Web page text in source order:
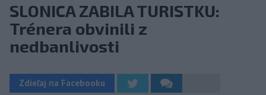
SLONICA ZABILA TURISTKU:
Trénera obvinili z
nedbanlivosti
Zdieľaj na Facebooku